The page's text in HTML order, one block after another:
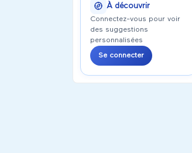
À découvrir
Connectez-vous pour voir
des suggestions
personnalisées
Se connecter